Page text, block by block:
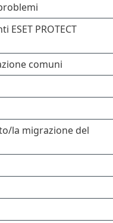
PROTECT
comuni
la migrazione del